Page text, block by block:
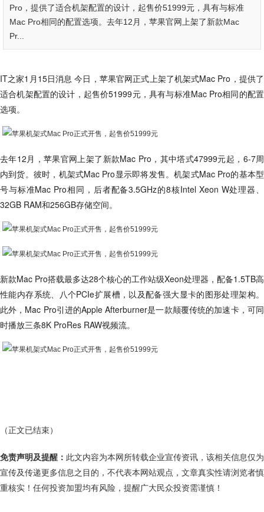
Pro，提供了适合机架配置的设计，起售价51999元，具有与标准‌
Mac Pro相同的配置选项。去年12月，苹果官网上架了新款Mac
Pr...
IT之家1月15日消息 今日，苹果官网正式上架了机架式Mac Pro，提供了
适合机架配置的设计，起售价51999元，具有与标准‌Mac Pro相同的配置
选项。
去年12月，苹果官网上架了新款Mac Pro，其中塔式47999元起，6-7周
内到货。彼时，机架式Mac Pro显示即将发售。机架式Mac Pro的基本型
号与标准Mac Pro相同，后者配备3.5GHz的8核Intel Xeon W处理器、
32GB RAM和256GB存储空间。
新款Mac Pro搭载最多达28个核心的工作站级Xeon处理器，配备1.5TB高
性能内存系统、八个PCIe扩展槽，以及配备强大显卡的图形处理架构。
此外，Mac Pro引进的Apple Afterburner是一款颠覆传统的加速卡，可同
时播放三条8K ProRes RAW视频流。
（正文已结束）
免责声明及提醒： 此文内容为本网所转载企业宣传资讯，该相关信息仅为
宣传及传递更多信息之目的，不代表本网站观点，文章真实性请浏览者慎
重核实！任何投资加盟均有风险，提醒广大民众投资需谨慎！